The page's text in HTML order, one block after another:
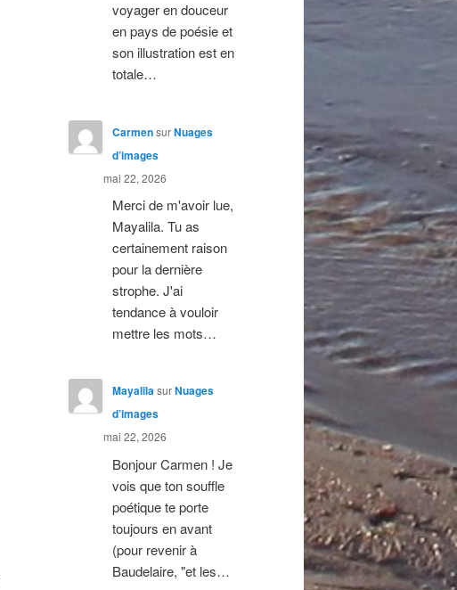
voyager en douceur
en pays de poésie et
son illustration est en
totale…
CarmensurNuages
d’images
mai 22, 2026
Merci de m'avoir lue,
Mayalila. Tu as
certainement raison
pour la dernière
strophe. J'ai
tendance à vouloir
mettre les mots…
MayalilasurNuages
d’images
mai 22, 2026
Bonjour Carmen ! Je
vois que ton souffle
poétique te porte
toujours en avant
(pour revenir à
Baudelaire, "et les…